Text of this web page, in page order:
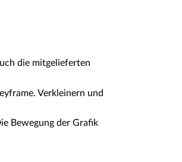
die mitgelieferten
Verkleinern und
Bewegung der Grafik